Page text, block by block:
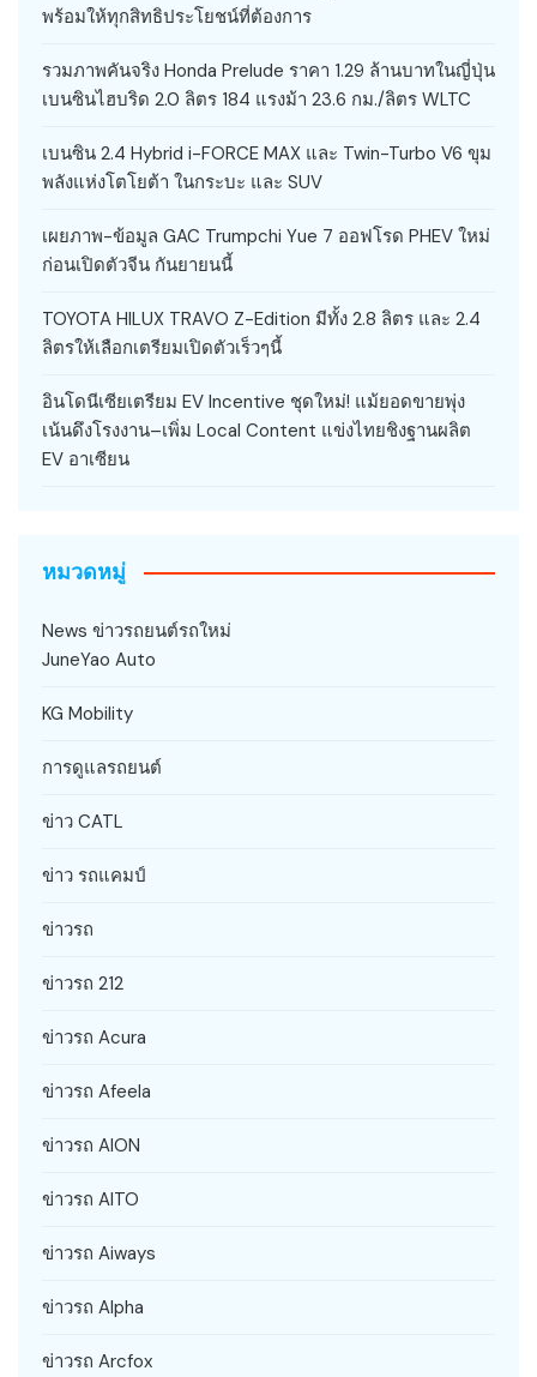
พร้อมให้ทุกสิทธิประโยชน์ที่ต้องการ
รวมภาพคันจริง Honda Prelude ราคา 1.29 ล้านบาทในญี่ปุ่น
เบนซินไฮบริด 2.0 ลิตร 184 แรงม้า 23.6 กม./ลิตร WLTC
เบนซิน 2.4 Hybrid i-FORCE MAX และ Twin-Turbo V6 ขุม
พลังแห่งโตโยต้า ในกระบะ และ SUV
เผยภาพ-ข้อมูล GAC Trumpchi Yue 7 ออฟโรด PHEV ใหม่
ก่อนเปิดตัวจีน กันยายนนี้
TOYOTA HILUX TRAVO Z-Edition มีทั้ง 2.8 ลิตร และ 2.4
ลิตรให้เลือกเตรียมเปิดตัวเร็วๆนี้
อินโดนีเซียเตรียม EV Incentive ชุดใหม่! แม้ยอดขายพุ่ง
เน้นดึงโรงงาน–เพิ่ม Local Content แข่งไทยชิงฐานผลิต
EV อาเซียน
หมวดหมู่
News ข่าวรถยนต์รถใหม่
JuneYao Auto
KG Mobility
การดูแลรถยนต์
ข่าว CATL
ข่าว รถแคมป์
ข่าวรถ
ข่าวรถ 212
ข่าวรถ Acura
ข่าวรถ Afeela
ข่าวรถ AION
ข่าวรถ AITO
ข่าวรถ Aiways
ข่าวรถ Alpha
ข่าวรถ Arcfox